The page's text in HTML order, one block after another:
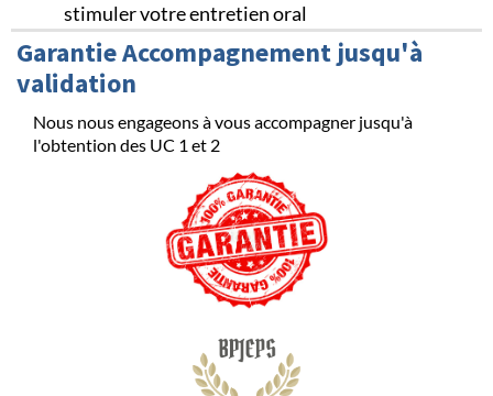
stimuler votre entretien oral
Garantie Accompagnement jusqu'à
validation
Nous nous engageons à vous accompagner jusqu'à
l'obtention des UC 1 et 2